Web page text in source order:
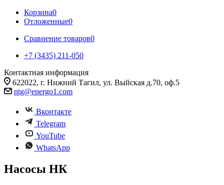
Корзина0
Отложенные0
Сравнение товаров0
+7 (3435) 211-050
Контактная информация
622022, г. Нижний Тагил, ул. Выйская д.70, оф.5
ntg@energo1.com
Вконтакте
Telegram
YouTube
WhatsApp
Насосы НК